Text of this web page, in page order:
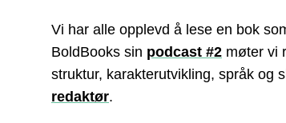
Vi har alle opplevd å lese en bok
BoldBooks sin podcast #2 møter vi
struktur, karakterutvikling, språk og
redaktør.